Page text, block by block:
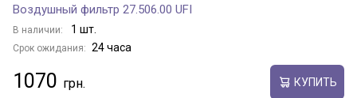
Воздушный фильтр 27.506.00 UFI
В наличии: 1 шт.
Срок ожидания: 24 часа
1070 КУПИТЬ